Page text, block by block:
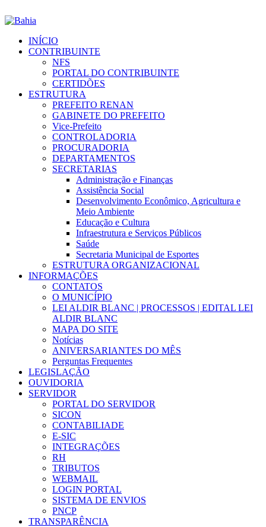
INÍCIO
CONTRIBUINTE
NFS
PORTAL DO CONTRIBUINTE
CERTIDÕES
ESTRUTURA
PREFEITO RENAN
GABINETE DO PREFEITO
Vice-Prefeito
CONTROLADORIA
PROCURADORIA
DEPARTAMENTOS
SECRETARIAS
Administração e Finanças
Assistência Social
Desenvolvimento Econômico, Agricultura e
Meio Ambiente
Educação e Cultura
Infraestrutura e Serviços Públicos
Saúde
Secretaria Municipal de Esportes
ESTRUTURA ORGANIZACIONAL
INFORMAÇÕES
CONTATOS
O MUNICÍPIO
LEI ALDIR BLANC | PROCESSOS | EDITAL LEI
ALDIR BLANC
MAPA DO SITE
Notícias
ANIVERSARIANTES DO MÊS
Perguntas Frequentes
LEGISLAÇÃO
OUVIDORIA
SERVIDOR
PORTAL DO SERVIDOR
SICON
CONTABILIADE
E-SIC
INTEGRAÇÕES
RH
TRIBUTOS
WEBMAIL
LOGIN PORTAL
SISTEMA DE ENVIOS
PNCP
TRANSPARÊNCIA